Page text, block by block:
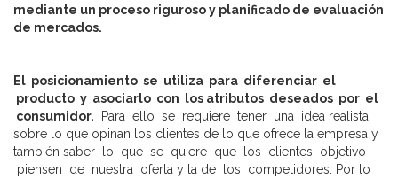
mediante un proceso riguroso y planificado de evaluación
de mercados.
El posicionamiento se utiliza para diferenciar el
producto y asociarlo con los atributos deseados por el
consumidor. Para ello se requiere tener una idea realista
sobre lo que opinan los clientes de lo que ofrece la empresa y
también saber lo que se quiere que los clientes objetivo
piensen de nuestra oferta y la de los competidores. Por lo